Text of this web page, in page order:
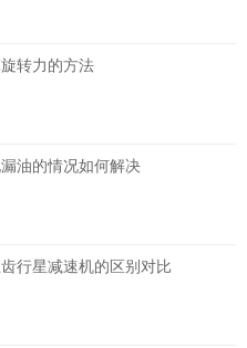
转力的方法
油的情况如何解决
行星减速机的区别对比